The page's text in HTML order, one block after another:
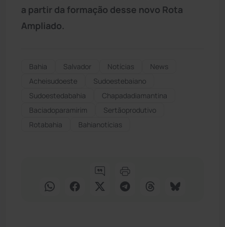
a partir da formação desse novo Rota
Ampliado.
Bahia Salvador Notícias
News
Acheisudoeste
Sudoestebaiano
Sudoestedabahia
Chapadadiamantina
Baciadoparamirim
Sertãoprodutivo
Rotabahia
Bahianotícias